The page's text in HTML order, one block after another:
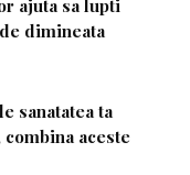
ajuta sa lupti
dimineata
sanatatea ta
aceste